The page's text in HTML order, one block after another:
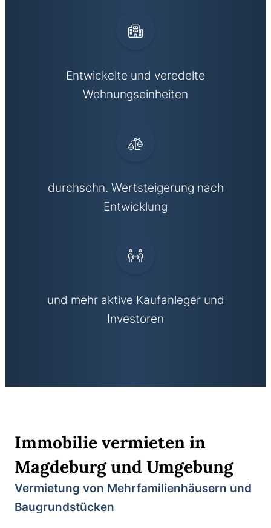
Entwickelte und veredelte
Wohnungseinheiten
durchschn. Wertsteigerung nach
Entwicklung
und mehr aktive Kaufanleger und
Investoren
Immobilie vermieten in
Magdeburg und Umgebung
Vermietung von Mehrfamilienhäusern und
Baugrundstücken